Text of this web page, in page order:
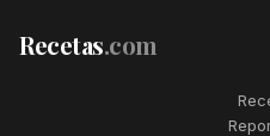
Recetas.com